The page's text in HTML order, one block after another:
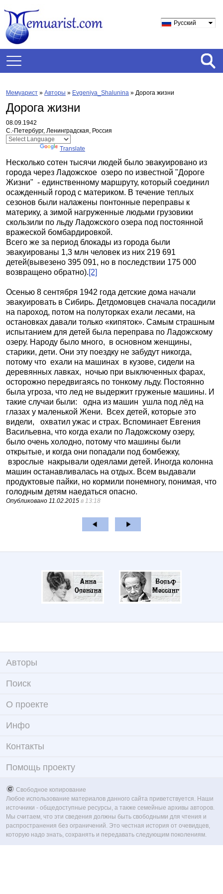
Русский
Мемуарист » Авторы » Evgeniya_Shalunina » Дорога жизни
Дорога жизни
08.09.1942
С.-Петербург, Ленинградская, Россия
Translate
Несколько сотен тысячи людей было эвакуировано из
города через Ладожское озеро по известной "Дороге
Жизни" - единственному маршруту, который соединил
осажденный город с материком. В течение теплых
сезонов были налажены понтонные переправы к
материку, а зимой нагруженные людьми грузовики
скользили по льду Ладожского озера под постоянной
вражеской бомбардировкой.
Всего же за период блокады из города были
эвакуированы 1,3 млн человек из них 219 691
детей(вывезено 395 091, но в последствии 175 000
возвращено обратно).[2]
Осенью 8 сентября 1942 года детские дома начали
эвакуировать в Сибирь. Детдомовцев сначала посадили
на пароход, потом на полуторках ехали лесами, на
остановках давали только «кипяток». Самым страшным
испытанием для детей была переправа по Ладожскому
озеру. Народу было много, в основном женщины,
старики, дети. Они эту поездку не забудут никогда,
потому что ехали на машинах в кузове, сидели на
деревянных лавках, ночью при выключенных фарах,
осторожно передвигаясь по тонкому льду. Постоянно
была угроза, что лед не выдержит груженые машины. И
такие случаи были: одна из машин ушла под лёд на
глазах у маленькой Жени. Всех детей, которые это
видели, охватил ужас и страх. Вспоминает Евгения
Васильевна, что когда ехали по Ладожскому озеру,
было очень холодно, потому что машины были
открытые, и когда они попадали под бомбежку,
взрослые накрывали одеялами детей. Иногда колонна
машин останавливалась на отдых. Всем выдавали
продуктовые пайки, но кормили понемногу, понимая, что
голодным детям наедаться опасно.
Опубликовано 11.02.2015 в 13:18
Авторы
Поиск
О проекте
Инфо
Контакты
Помощь проекту
Свободное копирование
Любое использование материалов данного сайта приветствуется. Наши
источники - общедоступные ресурсы, а также семейные архивы авторов.
Мы считаем, что эти сведения должны быть свободными для чтения и
распространения без ограничений. Это честная история от очевидцев,
которую надо знать, сохранять и передавать следующим поколениям.